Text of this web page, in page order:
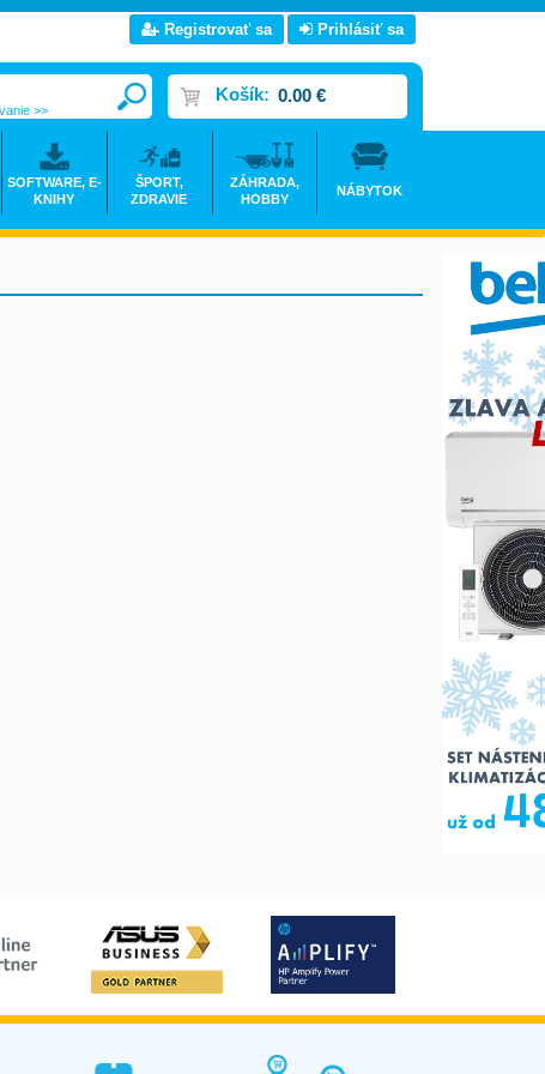
Registrovať sa Prihlásiť sa
Košík: 0.00 €
>>
SOFTWARE, E-
KNIHY
ŠPORT,
ZDRAVIE
ZÁHRADA,
HOBBY
NÁBYTOK